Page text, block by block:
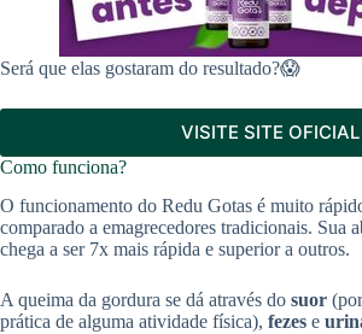
Será que elas gostaram do resultado?😱
VISITE SITE OFICIAL
Como funciona?
O funcionamento do Redu Gotas é muito
comparado a emagrecedores tradicionais. Sua
chega a ser 7x mais rápida e superior a outros.
A queima da gordura se dá através do suor
prática de alguma atividade física), fezes e